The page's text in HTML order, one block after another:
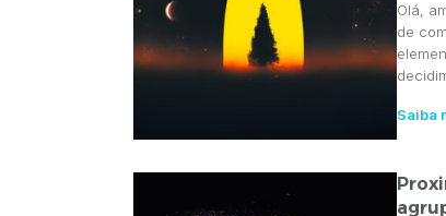
Olá,
de
Saiba